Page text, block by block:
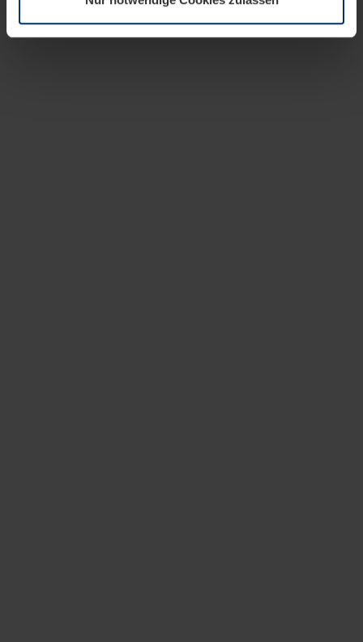
Datenschutzerklärungunserer Website ändern oder
widerrufen.